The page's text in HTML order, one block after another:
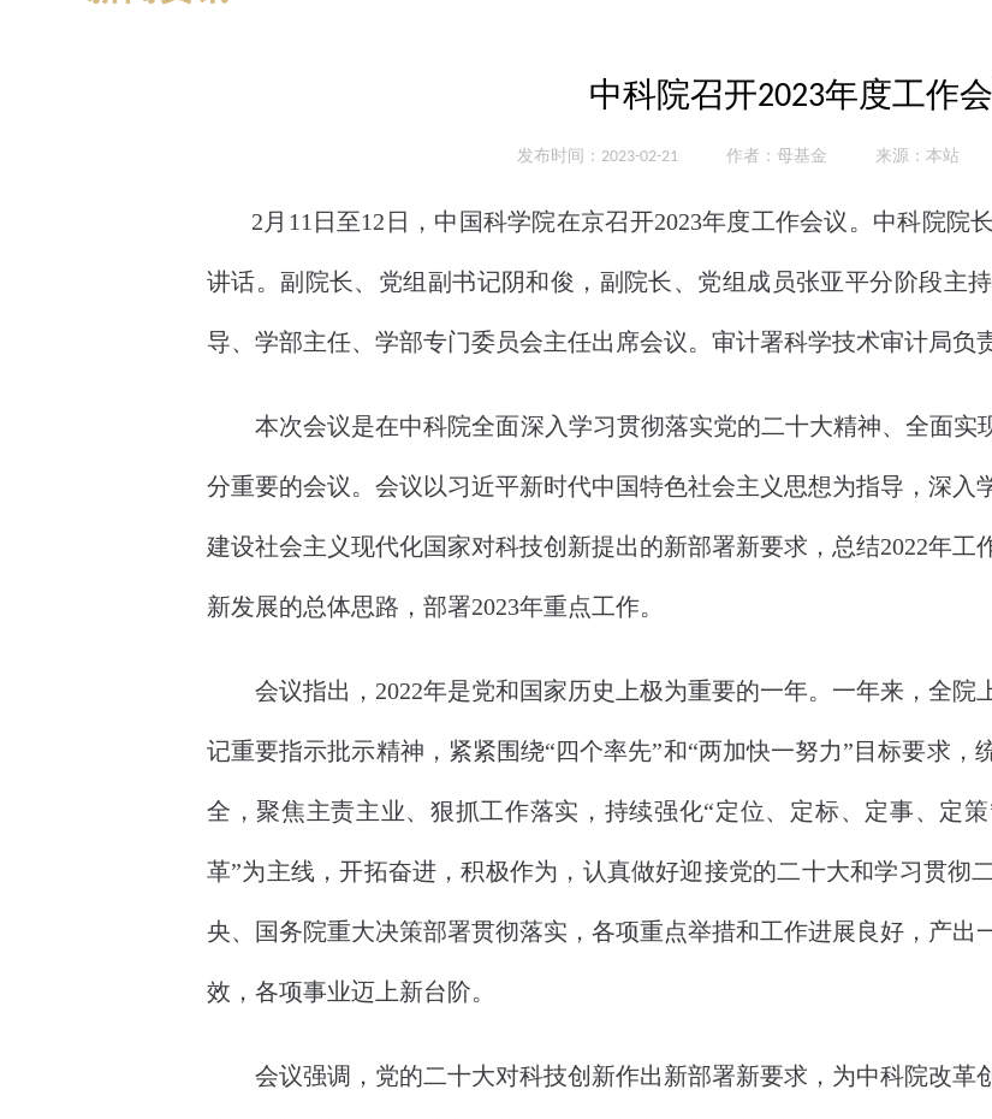
中科院召开2023年度工作
发布时间：2023-02-21 作者：母基金 来源：本站
2月11日至12日，中国科学院在京召开2023年度工作会议。中科院院
讲话。副院长、党组副书记阴和俊，副院长、党组成员张亚平分阶段主
导、学部主任、学部专门委员会主任出席会议。审计署科学技术审计局负
本次会议是在中科院全面深入学习贯彻落实党的二十大精神、全面实
分重要的会议。会议以习近平新时代中国特色社会主义思想为指导，深入
建设社会主义现代化国家对科技创新提出的新部署新要求，总结2022年工
新发展的总体思路，部署2023年重点工作。
会议指出，2022年是党和国家历史上极为重要的一年。一年来，全院
记重要指示批示精神，紧紧围绕“四个率先”和“两加快一努力”目标要求
全，聚焦主责主业、狠抓工作落实，持续强化“定位、定标、定事、定
革”为主线，开拓奋进，积极作为，认真做好迎接党的二十大和学习贯彻
央、国务院重大决策部署贯彻落实，各项重点举措和工作进展良好，产出
效，各项事业迈上新台阶。
会议强调，党的二十大对科技创新作出新部署新要求，为中科院改革